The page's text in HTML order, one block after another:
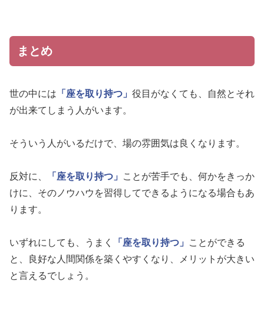
まとめ
世の中には 「座を取り持つ」 役目がなくても、自然とそれ
が出来てしまう人がいます。
そういう人がいるだけで、場の雰囲気は良くなります。
反対に、 「座を取り持つ」
ことが苦手でも、何かをきっか
けに、そのノウハウを習得してできるようになる場合もあ
ります。
いずれにしても、うまく 「座を取り持つ」
ことができる
と、良好な人間関係を築くやすくなり、メリットが大きい
と言えるでしょう。